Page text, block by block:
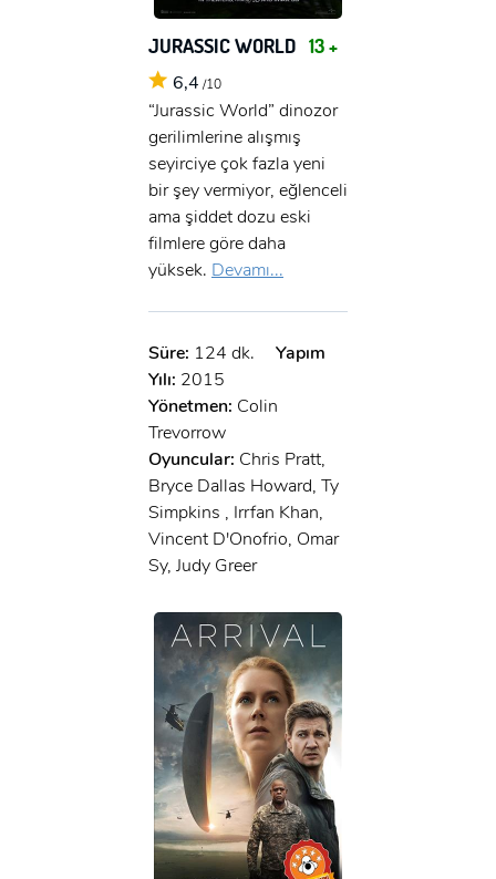
JURASSIC WORLD 13 +
6,4 /10
“Jurassic World” dinozor
gerilimlerine alışmış
seyirciye çok fazla yeni
bir şey vermiyor, eğlenceli
ama şiddet dozu eski
filmlere göre daha
yüksek. Devamı...
Süre: 124 dk.
Yapım
Yılı: 2015
Yönetmen: Colin
Trevorrow
Oyuncular: Chris Pratt,
Bryce Dallas Howard, Ty
Simpkins , Irrfan Khan,
Vincent D'Onofrio, Omar
Sy, Judy Greer